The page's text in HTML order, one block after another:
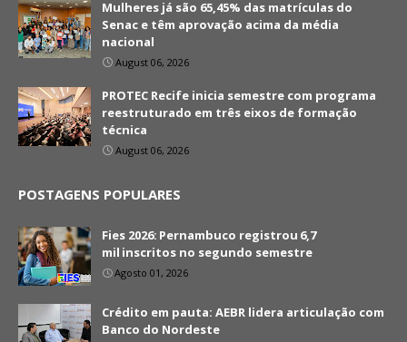
Mulheres já são 65,45% das matrículas do
Senac e têm aprovação acima da média
nacional
August 06, 2026
PROTEC Recife inicia semestre com programa
reestruturado em três eixos de formação
técnica
August 06, 2026
POSTAGENS POPULARES
Fies 2026: Pernambuco registrou 6,7
mil inscritos no segundo semestre
Agosto 01, 2026
Crédito em pauta: AEBR lidera articulação com
Banco do Nordeste